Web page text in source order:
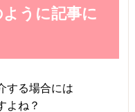
うに記事に
する場合には
よね？